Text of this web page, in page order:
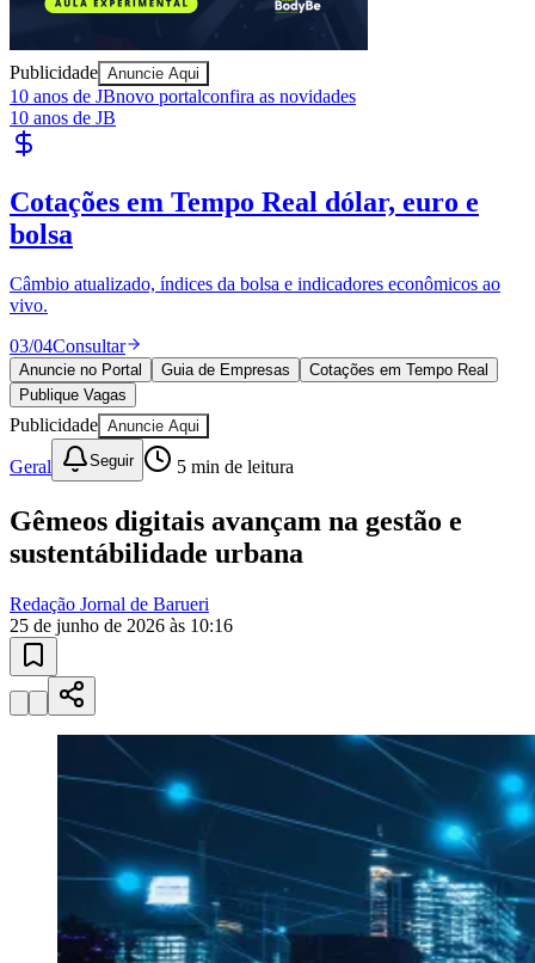
Vitória
Publicidade Anuncie Aqui
10 anos de JBnovo portalconfira as novidades
10 anos de JB
Publique Vagas encontre talentos
Publique vagas e encontre os melhores profissionais da região.
04/04Publicar
Anuncie no Portal
Publique Vagas
Publicidade Anuncie Aqui
Geral Seguir 5min de leitura
Gêmeos digitais avançam na gestão e
Redação Jornal de Barueri